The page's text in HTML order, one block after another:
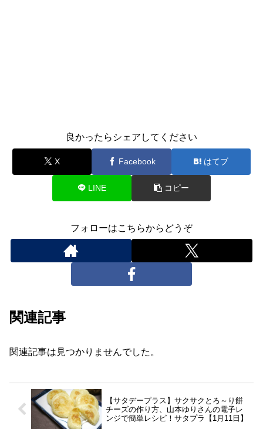
良かったらシェアしてください
X Facebook はてブ
LINE コピー
フォローはこちらからどうぞ
関連記事
関連記事は見つかりませんでした。
【サタデープラス】サクサクとろ～り餅
チーズの作り方、山本ゆりさんの電子レ
ンジで簡単レシピ！サタプラ【1月11日】